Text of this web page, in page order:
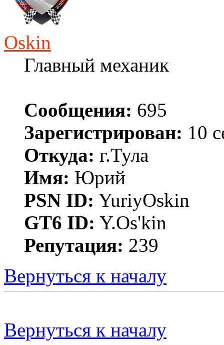
Oskin
Главный механик
Сообщения: 695
Зарегистрирован: 10
Откуда: г.Тула
Имя: Юрий
PSN ID: YuriyOskin
GT6 ID: Y.Os'kin
Репутация: 239
Вернуться к началу
Вернуться к началу